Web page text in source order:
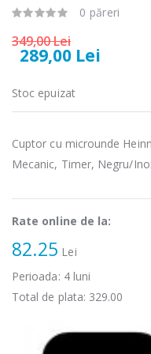
0 păreri
349,00 Lei
289,00 Lei
Stoc epuizat
Cuptor cu microunde
Mecanic, Timer, Negru/
Rate online de la:
82.25 Lei
Perioada: 4luni
Total de plata: 329.00
289,00 Lei
Cuptor cu
incorporabil, ...
Espressor
automat
799,00 Lei